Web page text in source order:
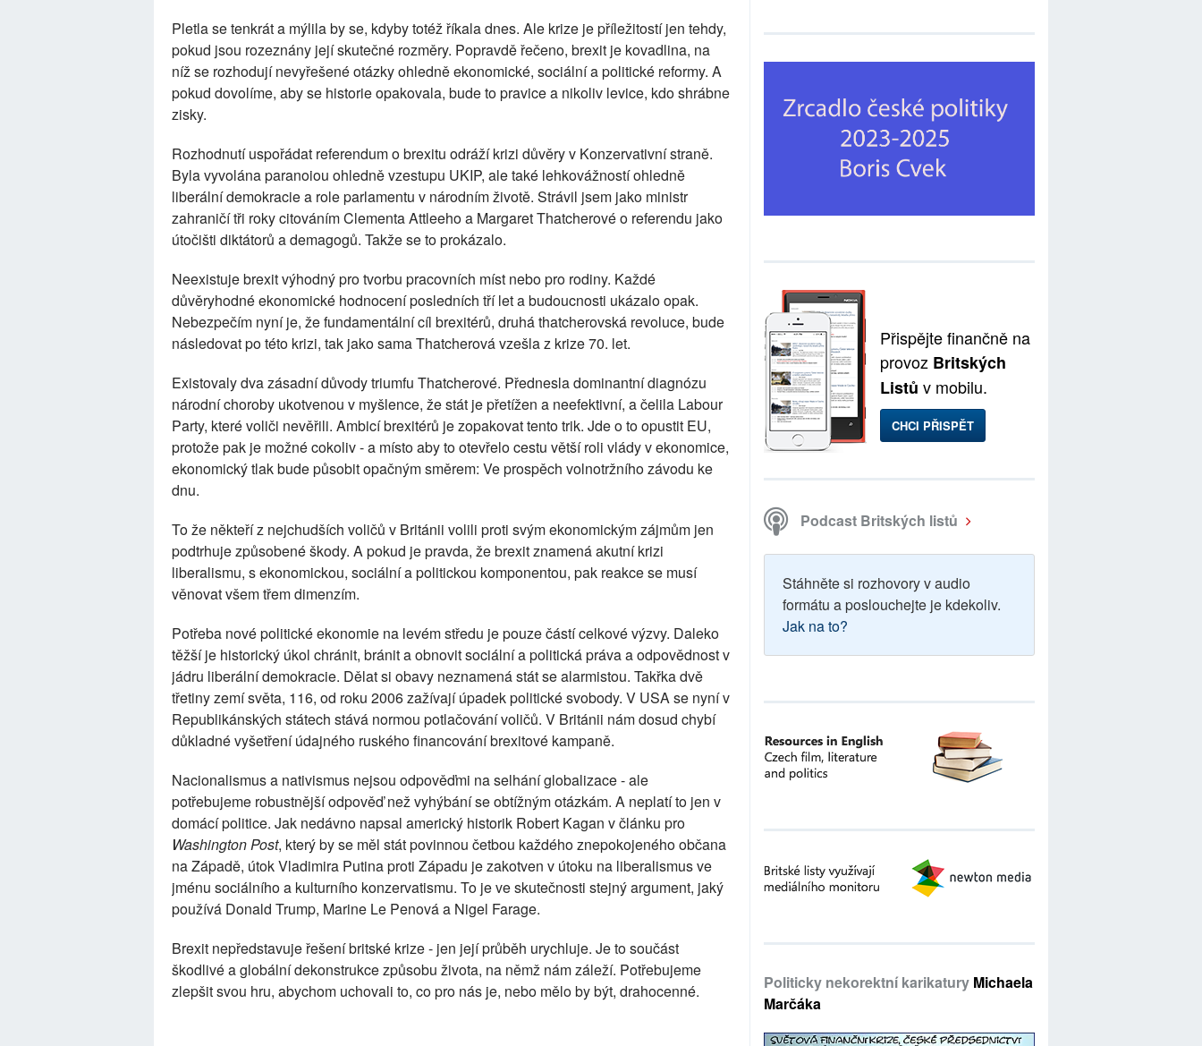
Pletla se tenkrát a mýlila by se, kdyby totéž říkala dnes. Ale krize je příležitostí jen tehdy,
pokud jsou rozeznány její skutečné rozměry. Popravdě řečeno, brexit je kovadlina, na
níž se rozhodují nevyřešené otázky ohledně ekonomické, sociální a politické reformy. A
pokud dovolíme, aby se historie opakovala, bude to pravice a nikoliv levice, kdo shrábne
zisky.
Rozhodnutí uspořádat referendum o brexitu odráží krizi důvěry v Konzervativní straně.
Byla vyvolána paranoiou ohledně vzestupu UKIP, ale také lehkovážností ohledně
liberální demokracie a role parlamentu v národním životě. Strávil jsem jako ministr
zahraničí tři roky citováním Clementa Attleeho a Margaret Thatcherové o referendu jako
útočišti diktátorů a demagogů. Takže se to prokázalo.
Neexistuje brexit výhodný pro tvorbu pracovních míst nebo pro rodiny. Každé
důvěryhodné ekonomické hodnocení posledních tří let a budoucnosti ukázalo opak.
Nebezpečím nyní je, že fundamentální cíl brexitérů, druhá thatcherovská revoluce, bude
následovat po této krizi, tak jako sama Thatcherová vzešla z krize 70. let.
Existovaly dva zásadní důvody triumfu Thatcherové. Přednesla dominantní diagnózu
národní choroby ukotvenou v myšlence, že stát je přetížen a neefektivní, a čelila Labour
Party, které voliči nevěřili. Ambicí brexitérů je zopakovat tento trik. Jde o to opustit EU,
protože pak je možné cokoliv - a místo aby to otevřelo cestu větší roli vlády v ekonomice,
ekonomický tlak bude působit opačným směrem: Ve prospěch volnotržního závodu ke
dnu.
To že někteří z nejchudších voličů v Británii volili proti svým ekonomickým zájmům jen
podtrhuje způsobené škody. A pokud je pravda, že brexit znamená akutní krizi
liberalismu, s ekonomickou, sociální a politickou komponentou, pak reakce se musí
věnovat všem třem dimenzím.
Potřeba nové politické ekonomie na levém středu je pouze částí celkové výzvy. Daleko
těžší je historický úkol chránit, bránit a obnovit sociální a politická práva a odpovědnost v
jádru liberální demokracie. Dělat si obavy neznamená stát se alarmistou. Takřka dvě
třetiny zemí světa, 116, od roku 2006 zažívají úpadek politické svobody. V USA se nyní v
Republikánských státech stává normou potlačování voličů. V Británii nám dosud chybí
důkladné vyšetření údajného ruského financování brexitové kampaně.
Nacionalismus a nativismus nejsou odpověďmi na selhání globalizace - ale
potřebujeme robustnější odpověď než vyhýbání se obtížným otázkám. A neplatí to jen v
domácí politice. Jak nedávno napsal americký historik Robert Kagan v článku pro
Washington Post, který by se měl stát povinnou četbou každého znepokojeného občana
na Západě, útok Vladimira Putina proti Západu je zakotven v útoku na liberalismus ve
jménu sociálního a kulturního konzervatismu. To je ve skutečnosti stejný argument, jaký
používá Donald Trump, Marine Le Penová a Nigel Farage.
Brexit nepředstavuje řešení britské krize - jen její průběh urychluje. Je to součást
škodlivé a globální dekonstrukce způsobu života, na němž nám záleží. Potřebujeme
zlepšit svou hru, abychom uchovali to, co pro nás je, nebo mělo by být, drahocenné.
Přispějte finančně na
provoz Britských
Listů v mobilu.
CHCI PŘISPĚT
Podcast Britských listů
Stáhněte si rozhovory v audio
formátu a poslouchejte je kdekoliv.
Jak na to?
Politicky nekorektní karikatury Michaela
Marčáka